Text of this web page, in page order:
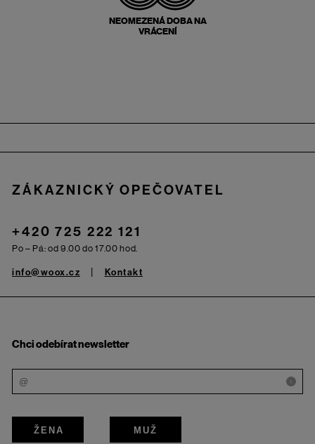
NEOMEZENÁ DOBA NA
VRÁCENÍ
ZÁKAZNICKÝ OPEČOVATEL
+420 725 222 121
Po – Pá: od 9.00 do 17.00 hod.
info@woox.cz Kontakt
Chci odebírat newsletter
i
ŽENA MUŽ